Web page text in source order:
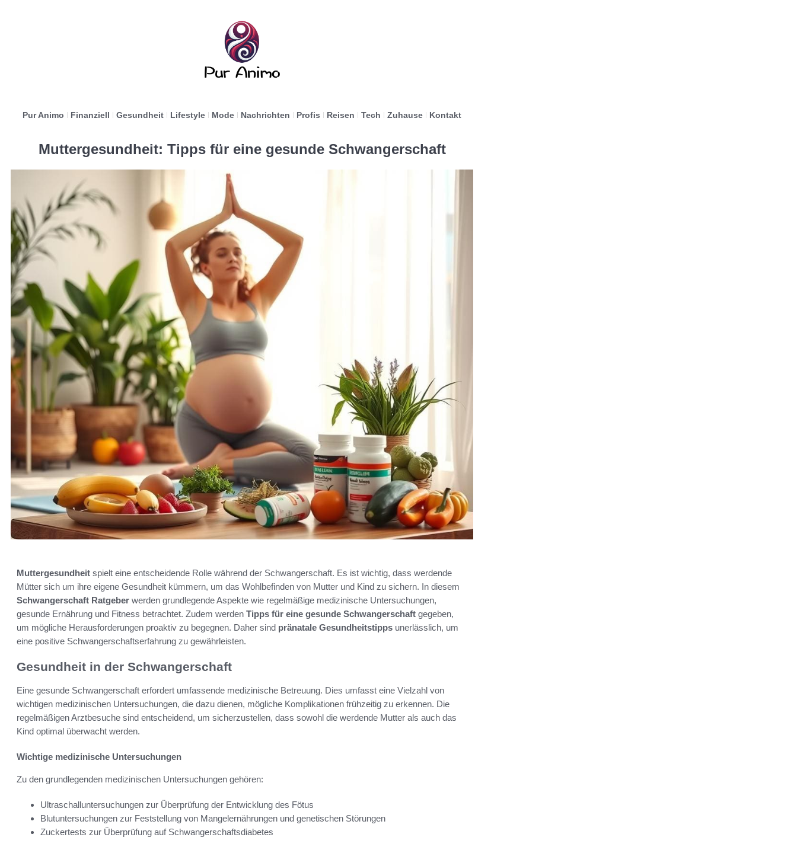
Pur Animo Finanziell Gesundheit Lifestyle Mode Nachrichten Profis Reisen Tech Zuhause Kontakt
Muttergesundheit: Tipps für eine gesunde Schwangerschaft
Muttergesundheit spielt eine entscheidende Rolle während der Schwangerschaft. Es ist wichtig, dass werdende
Mütter sich um ihre eigene Gesundheit kümmern, um das Wohlbefinden von Mutter und Kind zu sichern. In diesem
Schwangerschaft Ratgeber werden grundlegende Aspekte wie regelmäßige medizinische Untersuchungen,
gesunde Ernährung und Fitness betrachtet. Zudem werden Tipps für eine gesunde Schwangerschaft gegeben,
um mögliche Herausforderungen proaktiv zu begegnen. Daher sind pränatale Gesundheitstipps unerlässlich, um
eine positive Schwangerschaftserfahrung zu gewährleisten.
Gesundheit in der Schwangerschaft
Eine gesunde Schwangerschaft erfordert umfassende medizinische Betreuung. Dies umfasst eine Vielzahl von
wichtigen medizinischen Untersuchungen, die dazu dienen, mögliche Komplikationen frühzeitig zu erkennen. Die
regelmäßigen Arztbesuche sind entscheidend, um sicherzustellen, dass sowohl die werdende Mutter als auch das
Kind optimal überwacht werden.
Wichtige medizinische Untersuchungen
Zu den grundlegenden medizinischen Untersuchungen gehören:
Ultraschalluntersuchungen zur Überprüfung der Entwicklung des Fötus
Blutuntersuchungen zur Feststellung von Mangelernährungen und genetischen Störungen
Zuckertests zur Überprüfung auf Schwangerschaftsdiabetes